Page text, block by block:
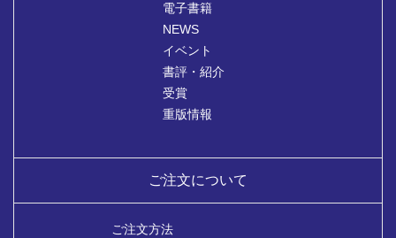
電子書籍
NEWS
イベント
書評・紹介
受賞
重版情報
ご注文について
ご注文方法